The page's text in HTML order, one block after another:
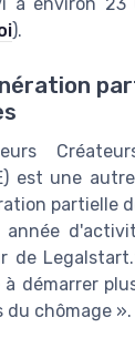
).
est une
partielle
de
à démarrer
du chômage ».